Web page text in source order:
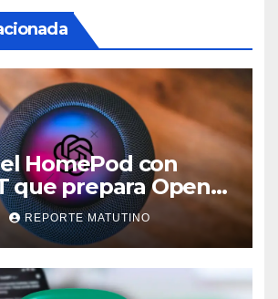
HomePod con
que prepara OpenAI
es una locura
REPORTE MATUTINO